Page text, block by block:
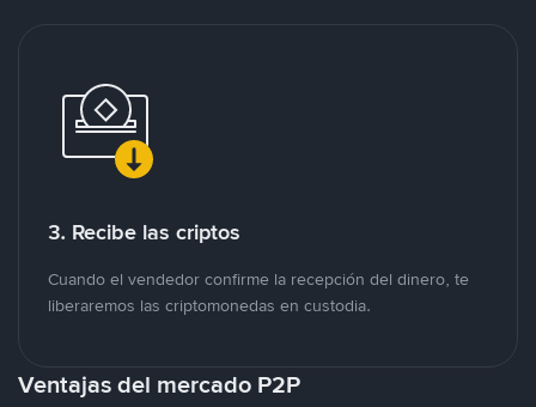
3. Recibe las criptos
Cuando el vendedor confirme la recepción del dinero, te
liberaremos las criptomonedas en custodia.
Ventajas del mercado P2P